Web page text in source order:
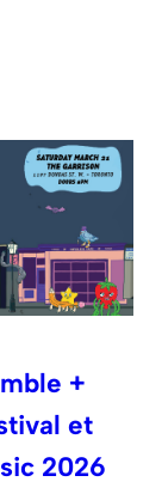
+
et
2026